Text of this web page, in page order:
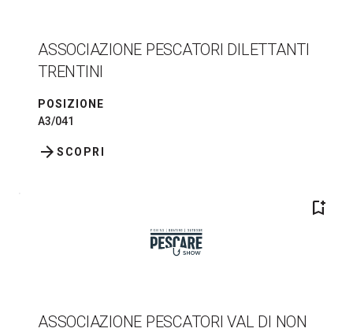
ASSOCIAZIONE PESCATORI DILETTANTI
TRENTINI
POSIZIONE
A3/041
SCOPRI
arrow_forward
bookmark_add
ASSOCIAZIONE PESCATORI VAL DI NON